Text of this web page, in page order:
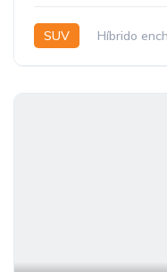
SUV Híbrido